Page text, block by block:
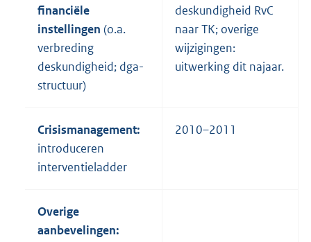
financiële
instellingen (o.a.
verbreding
deskundigheid; dga-
structuur)
deskundigheid RvC
naar TK; overige
wijzigingen:
uitwerking dit najaar.
Crisismanagement:
introduceren
interventieladder
2010–2011
Overige
aanbevelingen: